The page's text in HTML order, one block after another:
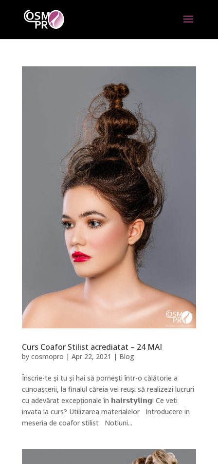
Curs Coafor Stilist acrediatat – 24 MAI
by cosmopro | Apr 22, 2021 | Blog
Înscrie-te și tu și hai să pornești într-o călătorie a
cunoașterii, la finalul căreia vei reuși să realizezi lucruri
cu adevărat excepționale în 𝗵𝗮𝗶𝗿𝘀𝘁𝘆𝗹𝗶𝗻𝗴! Ce veti
invata la curs? Utilizarea materialelor Introducere in
meseria de coafor stilist Notiuni...